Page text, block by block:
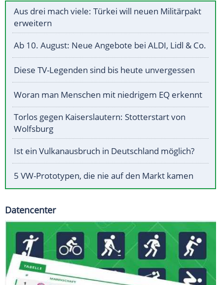
Aus drei mach viele: Türkei will neuen Militärpakt
erweitern
Ab 10. August: Neue Angebote bei ALDI, Lidl & Co.
Diese TV-Legenden sind bis heute unvergessen
Woran man Menschen mit niedrigem EQ erkennt
Torlos gegen Kaiserslautern: Stotterstart von
Wolfsburg
Ist ein Vulkanausbruch in Deutschland möglich?
5 VW-Prototypen, die nie auf den Markt kamen
Datencenter